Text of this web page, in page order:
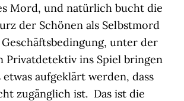
Mord, und natürlich bucht die
der Schönen als Selbstmord
Geschäftsbedingung, unter der
Privatdetektiv ins Spiel bringen
etwas aufgeklärt werden, dass
zugänglich ist. Das ist die